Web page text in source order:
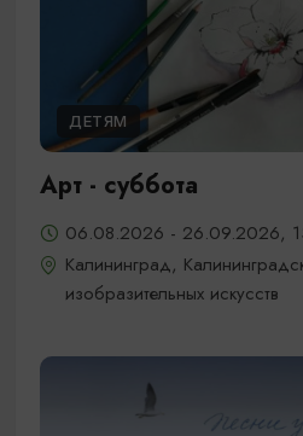
ДЕТЯМ
Арт - суббота
06.08.2026 - 26.09.2026,
Калининград,
изобразительных искусств